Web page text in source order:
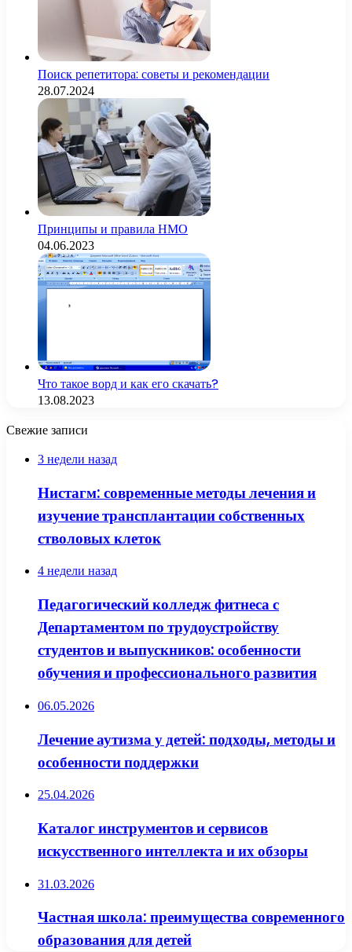
Поиск репетитора: советы и рекомендации
28.07.2024
Принципы и правила НМО
04.06.2023
Что такое ворд и как его скачать?
13.08.2023
Свежие записи
3 недели назад
Нистагм: современные методы лечения и
изучение трансплантации собственных
стволовых клеток
4 недели назад
Педагогический колледж фитнеса с
Департаментом по трудоустройству
студентов и выпускников: особенности
обучения и профессионального развития
06.05.2026
Лечение аутизма у детей: подходы, методы и
особенности поддержки
25.04.2026
Каталог инструментов и сервисов
искусственного интеллекта и их обзоры
31.03.2026
Частная школа: преимущества современного
образования для детей